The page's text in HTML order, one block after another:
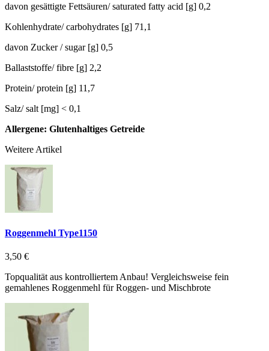
davon gesättigte Fettsäuren/ saturated fatty acid [g] 0,2
Kohlenhydrate/ carbohydrates [g] 71,1
davon Zucker / sugar [g] 0,5
Ballaststoffe/ fibre [g] 2,2
Protein/ protein [g] 11,7
Salz/ salt [mg] < 0,1
Allergene: Glutenhaltiges Getreide
Weitere Artikel
Roggenmehl Type1150
3,50 €
Topqualität aus kontrolliertem Anbau! Vergleichsweise fein
gemahlenes Roggenmehl für Roggen- und Mischbrote